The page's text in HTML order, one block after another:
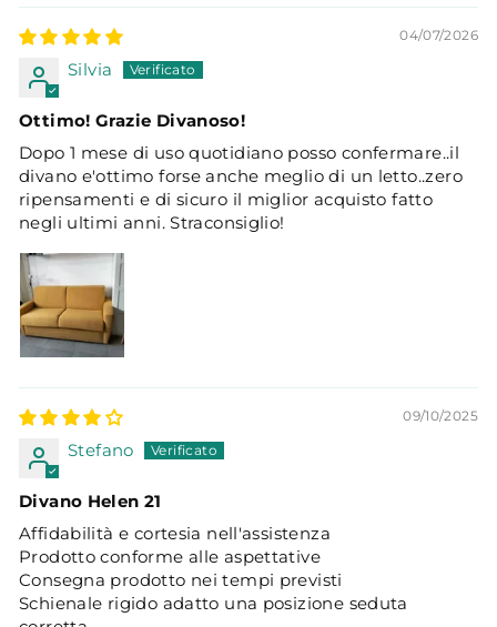
04/07/2026
Silvia
Ottimo! Grazie Divanoso!
Dopo 1 mese di uso quotidiano posso confermare..il
divano e'ottimo forse anche meglio di un letto..zero
ripensamenti e di sicuro il miglior acquisto fatto
negli ultimi anni. Straconsiglio!
09/10/2025
Stefano
Divano Helen 21
Affidabilità e cortesia nell'assistenza
Prodotto conforme alle aspettative
Consegna prodotto nei tempi previsti
Schienale rigido adatto una posizione seduta